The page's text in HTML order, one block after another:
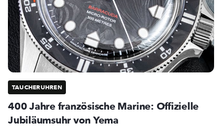
TAUCHERUHREN
400 Jahre französische Marine: Offizielle
Jubiläumsuhr von Yema